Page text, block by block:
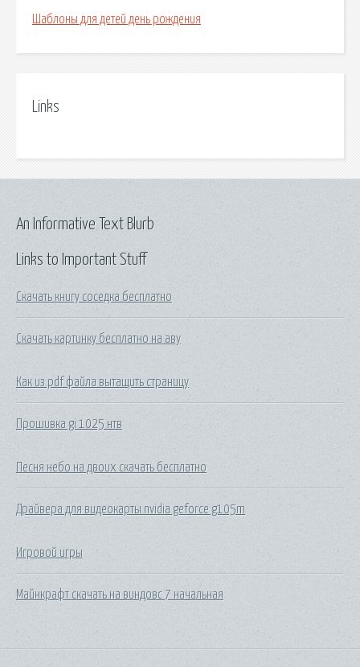
Шаблоны для детей день рождения
Links
Links to Important Stuff
Скачать книгу соседка бесплатно
Скачать картинку бесплатно на аву
Как из pdf файла вытащить страницу
Прошивка gi 1025 нтв
Песня небо на двоих скачать бесплатно
Драйвера для видеокарты nvidia geforce g105m
Игровой игры
Майнкрафт скачать на виндовс 7 начальная
An Informative Text Blurb